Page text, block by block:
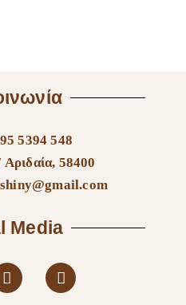
5394 548
58400
Media